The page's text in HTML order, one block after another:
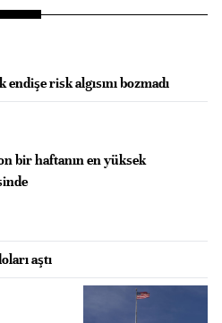
risk algısını bozmadı
bir haftanın en yüksek
aştı